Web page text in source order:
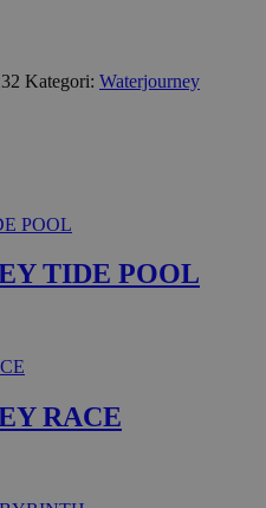
Kategori: Waterjourney
TIDE POOL
RACE